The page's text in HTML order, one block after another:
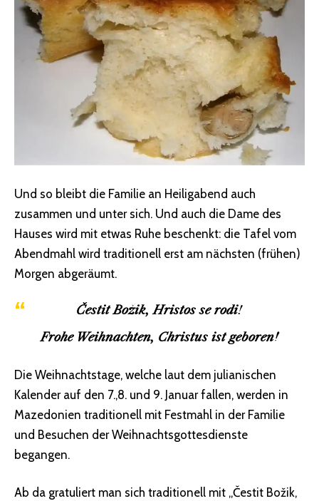
Und so bleibt die Familie an Heiligabend auch
zusammen und unter sich. Und auch die Dame des
Hauses wird mit etwas Ruhe beschenkt: die Tafel vom
Abendmahl wird traditionell erst am nächsten (frühen)
Morgen abgeräumt.
Čestit Božik, Hristos se rodi!
Frohe Weihnachten, Christus ist geboren!
Die Weihnachtstage, welche laut dem julianischen
Kalender auf den 7.,8. und 9. Januar fallen, werden in
Mazedonien traditionell mit Festmahl in der Familie
und Besuchen der Weihnachtsgottesdienste
begangen.
Ab da gratuliert man sich traditionell mit „Čestit Božik,